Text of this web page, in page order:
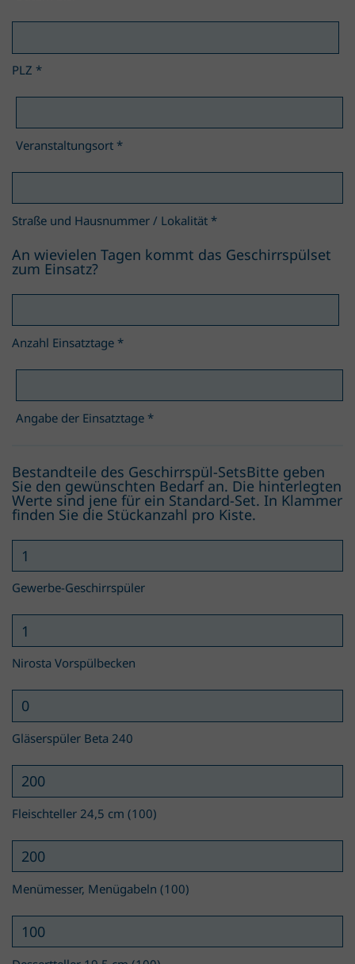
PLZ *
Veranstaltungsort *
Straße und Hausnummer / Lokalität *
An wievielen Tagen kommt das Geschirrspülset
zum Einsatz?
Anzahl Einsatztage *
Angabe der Einsatztage *
Bestandteile des Geschirrspül-SetsBitte geben
Sie den gewünschten Bedarf an. Die hinterlegten
Werte sind jene für ein Standard-Set. In Klammer
finden Sie die Stückanzahl pro Kiste.
Gewerbe-Geschirrspüler
Nirosta Vorspülbecken
Gläserspüler Beta 240
Fleischteller 24,5 cm (100)
Menümesser, Menügabeln (100)